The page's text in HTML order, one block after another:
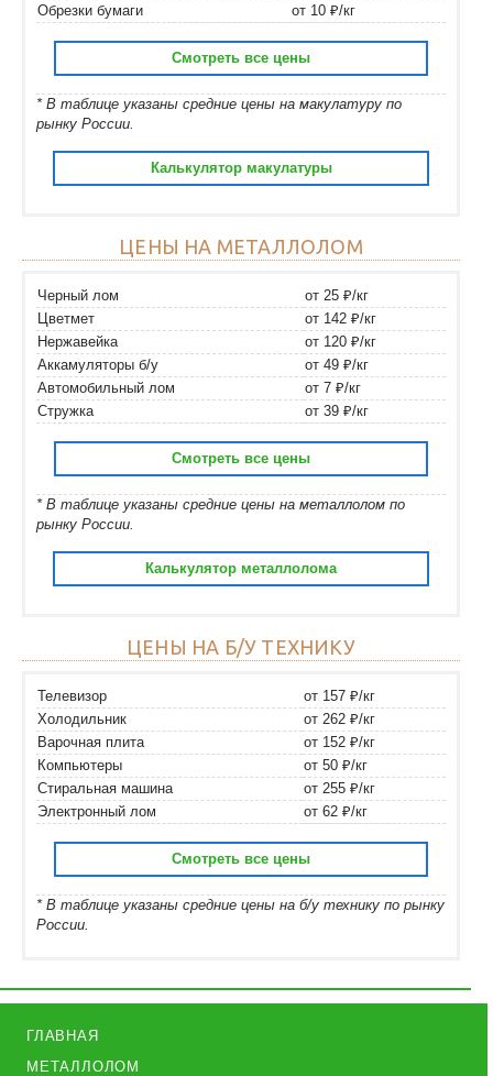
Обрезки бумаги
от 10 ₽/кг
Смотреть все цены
* В таблице указаны средние цены на макулатуру по
рынку России.
Калькулятор макулатуры
ЦЕНЫ НА МЕТАЛЛОЛОМ
Черный лом
от 25 ₽/кг
Цветмет
от 142 ₽/кг
Нержавейка
от 120 ₽/кг
Аккамуляторы б/у
от 49 ₽/кг
Автомобильный лом
от 7 ₽/кг
Стружка
от 39 ₽/кг
Смотреть все цены
* В таблице указаны средние цены на металлолом по
рынку России.
Калькулятор металлолома
ЦЕНЫ НА Б/У ТЕХНИКУ
Телевизор
от 157 ₽/кг
Холодильник
от 262 ₽/кг
Варочная плита
от 152 ₽/кг
Компьютеры
от 50 ₽/кг
Стиральная машина
от 255 ₽/кг
Электронный лом
от 62 ₽/кг
Смотреть все цены
* В таблице указаны средние цены на б/у технику по рынку
России.
ГЛАВНАЯ
МЕТАЛЛОЛОМ